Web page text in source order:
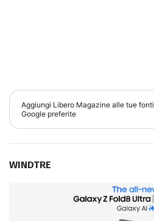
Aggiungi Libero Magazine alle tue fonti
Google preferite
WINDTRE